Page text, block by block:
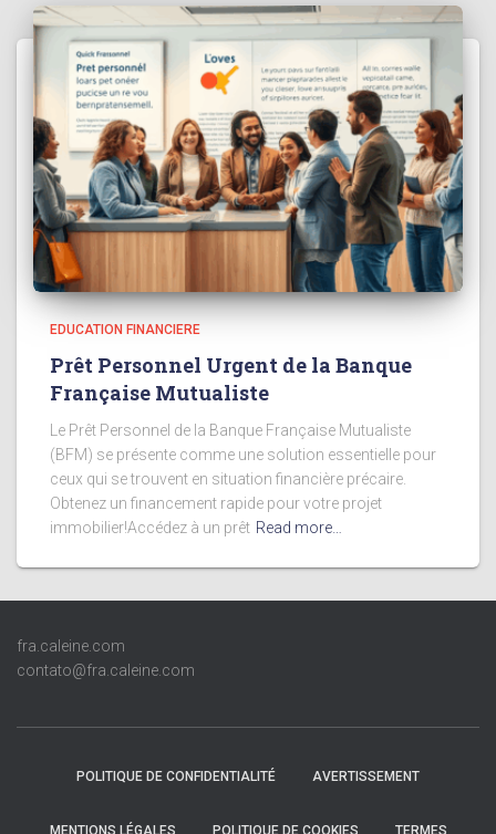
EDUCATION FINANCIERE
Prêt Personnel Urgent de la Banque
Française Mutualiste
Le Prêt Personnel de la Banque Française Mutualiste
(BFM) se présente comme une solution essentielle pour
ceux qui se trouvent en situation financière précaire.
Obtenez un financement rapide pour votre projet
immobilier!Accédez à un prêt Read more…
fra.caleine.com
contato@fra.caleine.com
POLITIQUE DE CONFIDENTIALITÉ AVERTISSEMENT
MENTIONS LÉGALES POLITIQUE DE COOKIES TERMES